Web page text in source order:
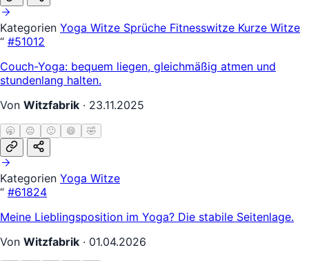
Kategorien Yoga Witze Sprüche Fitnesswitze Kurze Witze
“ #51012
Couch-Yoga: bequem liegen, gleichmäßig atmen und
stundenlang halten.
Von Witzfabrik · 23.11.2025
🥱 😐 🙂 😄 🤣
Kategorien Yoga Witze
“ #61824
Meine Lieblingsposition im Yoga? Die stabile Seitenlage.
Von Witzfabrik · 01.04.2026